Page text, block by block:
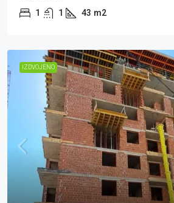
1 1 43 m2
IZDVOJENO